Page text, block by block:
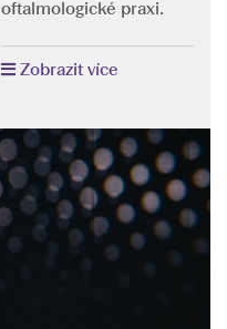
oftalmologické praxi.
Zobrazit více